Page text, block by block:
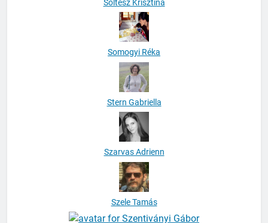
Soltész Krisztina
Somogyi Réka
Stern Gabriella
Szarvas Adrienn
Szele Tamás